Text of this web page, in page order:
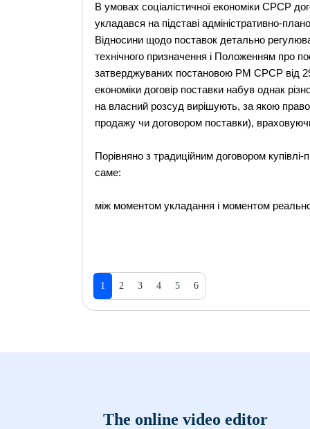
В умовах соціалістичної економіки СРСР
укладався на підставі адміністративно-
Відносини щодо поставок детально
технічного призначення і Положенням про
затверджуваних постановою РМ СРСР від
економіки договір поставки набув однак
на власний розсуд вирішують, за якою
продажу чи договором поставки),
Порівняно з традиційним договором
саме:
між моментом укладання і моментом
1 2 3 4 5 6
The online video editor